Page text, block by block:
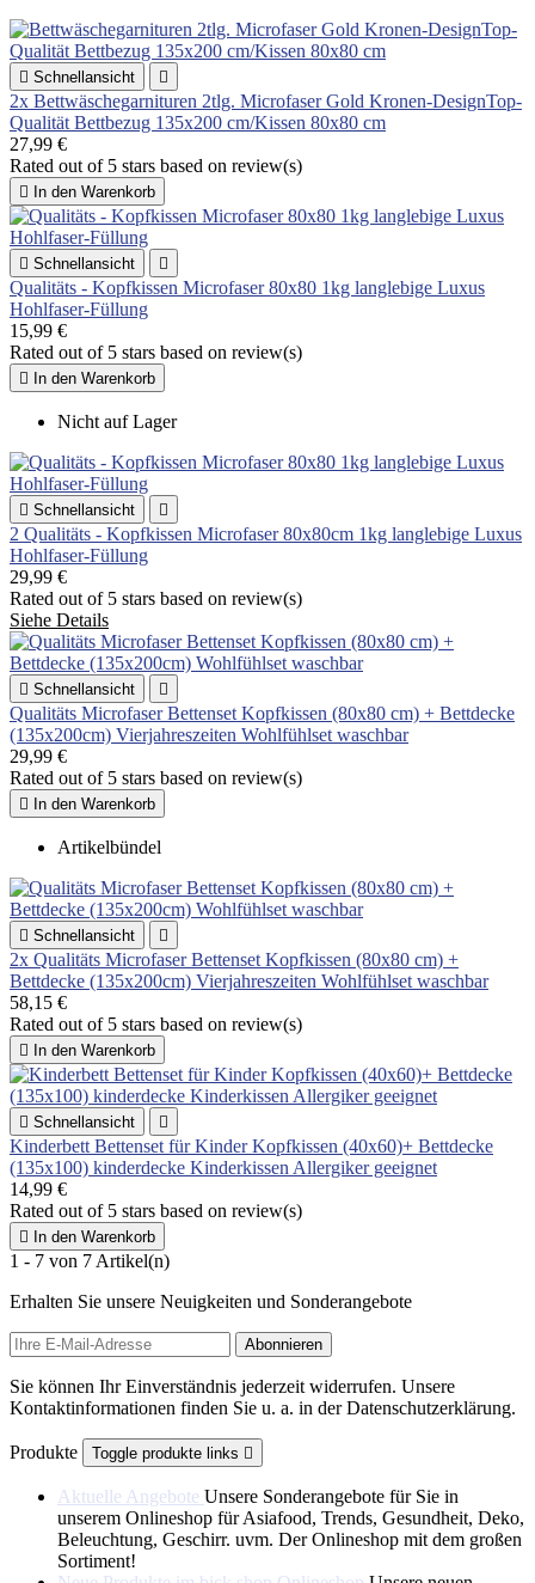
 Schnellansicht 
2x Bettwäschegarnituren 2tlg. Microfaser Gold Kronen-DesignTop-
Qualität Bettbezug 135x200 cm/Kissen 80x80 cm
27,99 €
Rated out of 5 stars based on review(s)
 In den Warenkorb
 Schnellansicht 
Qualitäts - Kopfkissen Microfaser 80x80 1kg langlebige Luxus
Hohlfaser-Füllung
15,99 €
Rated out of 5 stars based on review(s)
 In den Warenkorb
Nicht auf Lager
 Schnellansicht 
2 Qualitäts - Kopfkissen Microfaser 80x80cm 1kg langlebige Luxus
Hohlfaser-Füllung
29,99 €
Rated out of 5 stars based on review(s)
Siehe Details
 Schnellansicht 
Qualitäts Microfaser Bettenset Kopfkissen (80x80 cm) + Bettdecke
(135x200cm) Vierjahreszeiten Wohlfühlset waschbar
29,99 €
Rated out of 5 stars based on review(s)
 In den Warenkorb
Artikelbündel
 Schnellansicht 
2x Qualitäts Microfaser Bettenset Kopfkissen (80x80 cm) +
Bettdecke (135x200cm) Vierjahreszeiten Wohlfühlset waschbar
58,15 €
Rated out of 5 stars based on review(s)
 In den Warenkorb
 Schnellansicht 
Kinderbett Bettenset für Kinder Kopfkissen (40x60)+ Bettdecke
(135x100) kinderdecke Kinderkissen Allergiker geeignet
14,99 €
Rated out of 5 stars based on review(s)
 In den Warenkorb
1 - 7 von 7 Artikel(n)
Erhalten Sie unsere Neuigkeiten und Sonderangebote
Sie können Ihr Einverständnis jederzeit widerrufen. Unsere
Kontaktinformationen finden Sie u. a. in der Datenschutzerklärung.
Produkte Toggle produkte links 
Aktuelle Angebote Unsere Sonderangebote für Sie in
unserem Onlineshop für Asiafood, Trends, Gesundheit, Deko,
Beleuchtung, Geschirr. uvm. Der Onlineshop mit dem großen
Sortiment!